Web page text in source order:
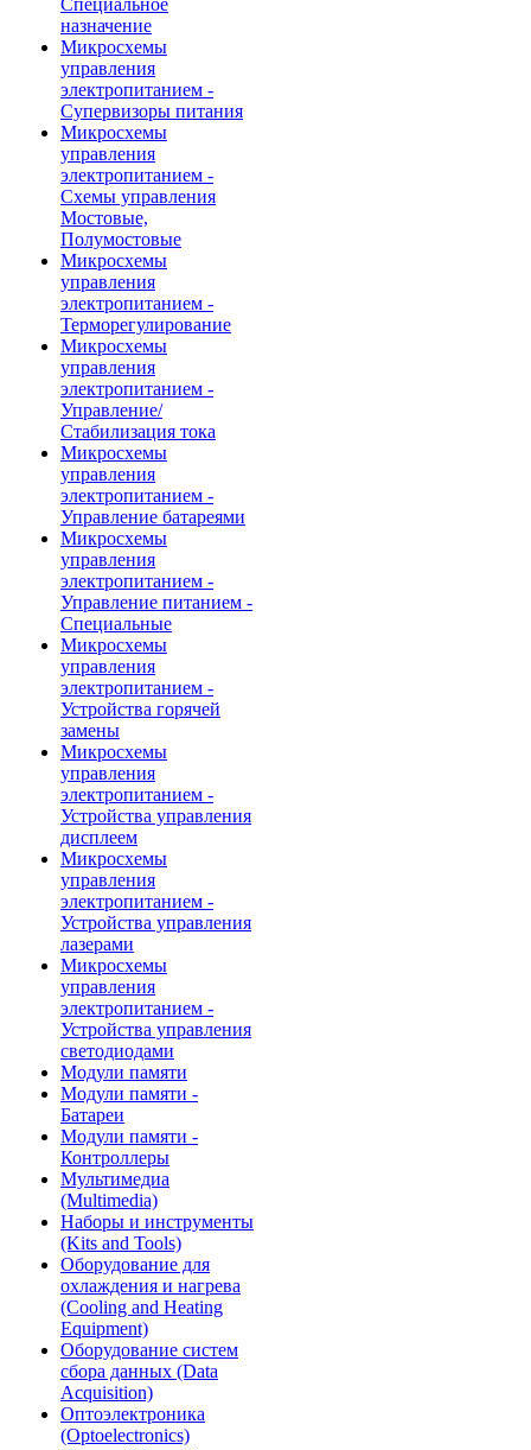
Специальное
назначение
Микросхемы
управления
электропитанием -
Супервизоры питания
Микросхемы
управления
электропитанием -
Схемы управления
Мостовые,
Полумостовые
Микросхемы
управления
электропитанием -
Терморегулирование
Микросхемы
управления
электропитанием -
Управление/
Стабилизация тока
Микросхемы
управления
электропитанием -
Управление батареями
Микросхемы
управления
электропитанием -
Управление питанием -
Специальные
Микросхемы
управления
электропитанием -
Устройства горячей
замены
Микросхемы
управления
электропитанием -
Устройства управления
дисплеем
Микросхемы
управления
электропитанием -
Устройства управления
лазерами
Микросхемы
управления
электропитанием -
Устройства управления
светодиодами
Модули памяти
Модули памяти -
Батареи
Модули памяти -
Контроллеры
Мультимедиа
(Multimedia)
Наборы и инструменты
(Kits and Tools)
Оборудование для
охлаждения и нагрева
(Cooling and Heating
Equipment)
Оборудование систем
сбора данных (Data
Acquisition)
Оптоэлектроника
(Optoelectronics)